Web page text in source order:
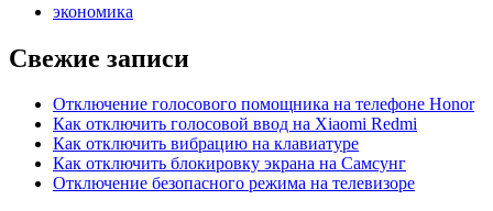
экономика
Свежие записи
Отключение голосового помощника на телефоне Honor
Как отключить голосовой ввод на Xiaomi Redmi
Как отключить вибрацию на клавиатуре
Как отключить блокировку экрана на Самсунг
Отключение безопасного режима на телевизоре